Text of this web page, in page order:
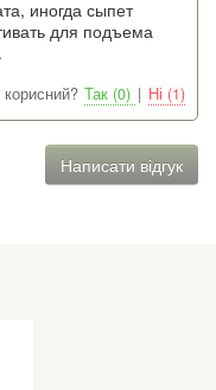
иногда сыпет
для подъема
корисний? Так (0) | Ні (1)
Написати відгук